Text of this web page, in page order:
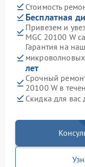
Стоимость
Бесплатная
Привезем и
MGC 20100 W
Гарантия на
лет
Срочный
20100 W в
Скидка для вас